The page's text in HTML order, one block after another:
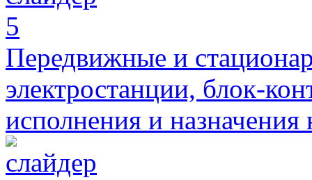
Передвижные и
электростанции, блок-
исполнения и